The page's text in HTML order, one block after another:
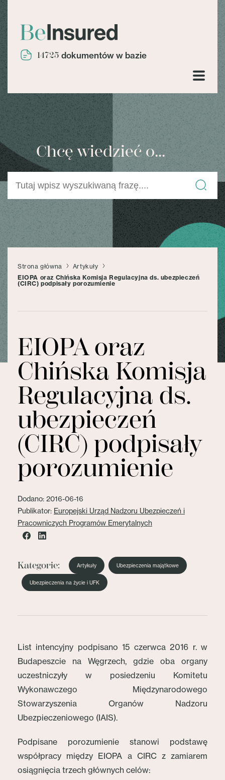
14725 dokumentów w bazie
Chcę wiedzieć o...
Strona główna
Artykuły
EIOPA oraz Chińska Komisja Regulacyjna ds. ubezpieczeń
(CIRC) podpisały porozumienie
EIOPA oraz
Chińska Komisja
Regulacyjna ds.
ubezpieczeń
(CIRC) podpisały
porozumienie
Dodano: 2016-06-16
Publikator: Europejski Urząd Nadzoru Ubezpieczeń i
Pracowniczych Programów Emerytalnych
Kategorie: Artykuły Ubezpieczenia majątkowe
Ubezpieczenia na życie i UFK
List intencyjny podpisano 15 czerwca 2016 r. w
Budapeszcie na Węgrzech, gdzie oba organy
uczestniczyły w posiedzeniu Komitetu
Wykonawczego Międzynarodowego
Stowarzyszenia Organów Nadzoru
Ubezpieczeniowego (IAIS).
Podpisane porozumienie stanowi podstawę
współpracy między EIOPA a CIRC z zamiarem
osiągnięcia trzech głównych celów: